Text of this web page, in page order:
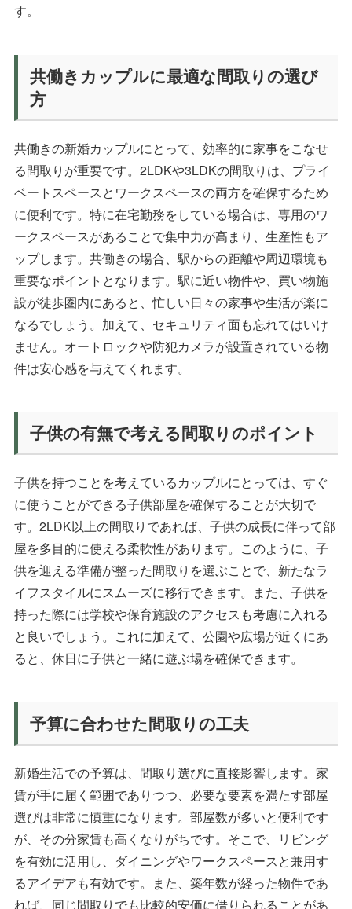
す。
共働きカップルに最適な間取りの選び
方
共働きの新婚カップルにとって、効率的に家事をこなせ
る間取りが重要です。2LDKや3LDKの間取りは、プライ
ベートスペースとワークスペースの両方を確保するため
に便利です。特に在宅勤務をしている場合は、専用のワ
ークスペースがあることで集中力が高まり、生産性もア
ップします。共働きの場合、駅からの距離や周辺環境も
重要なポイントとなります。駅に近い物件や、買い物施
設が徒歩圏内にあると、忙しい日々の家事や生活が楽に
なるでしょう。加えて、セキュリティ面も忘れてはいけ
ません。オートロックや防犯カメラが設置されている物
件は安心感を与えてくれます。
子供の有無で考える間取りのポイント
子供を持つことを考えているカップルにとっては、すぐ
に使うことができる子供部屋を確保することが大切で
す。2LDK以上の間取りであれば、子供の成長に伴って部
屋を多目的に使える柔軟性があります。このように、子
供を迎える準備が整った間取りを選ぶことで、新たなラ
イフスタイルにスムーズに移行できます。また、子供を
持った際には学校や保育施設のアクセスも考慮に入れる
と良いでしょう。これに加えて、公園や広場が近くにあ
ると、休日に子供と一緒に遊ぶ場を確保できます。
予算に合わせた間取りの工夫
新婚生活での予算は、間取り選びに直接影響します。家
賃が手に届く範囲でありつつ、必要な要素を満たす部屋
選びは非常に慎重になります。部屋数が多いと便利です
が、その分家賃も高くなりがちです。そこで、リビング
を有効に活用し、ダイニングやワークスペースと兼用す
るアイデアも有効です。また、築年数が経った物件であ
れば、同じ間取りでも比較的安価に借りられることがあ